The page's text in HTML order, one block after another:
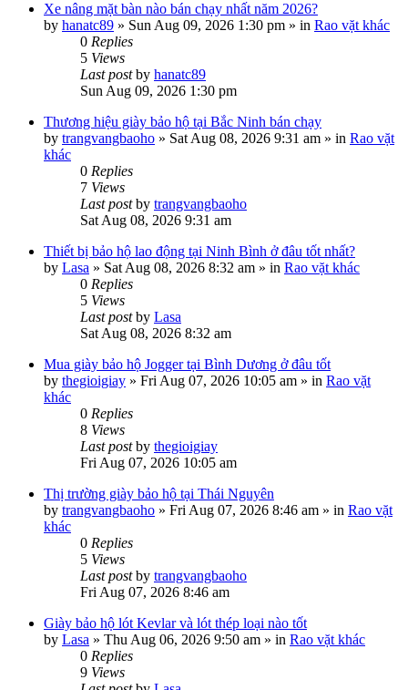
Xe nâng mặt bàn nào bán chạy nhất năm 2026?
by hanatc89 » Sun Aug 09, 2026 1:30 pm » in Rao vặt khác
0 Replies
5 Views
Last postby hanatc89
Sun Aug 09, 2026 1:30 pm
Thương hiệu giày bảo hộ tại Bắc Ninh bán chạy
by trangvangbaoho » Sat Aug 08, 2026 9:31 am » in Rao vặt
khác
0 Replies
7 Views
Last postby trangvangbaoho
Sat Aug 08, 2026 9:31 am
Thiết bị bảo hộ lao động tại Ninh Bình ở đâu tốt nhất?
by Lasa » Sat Aug 08, 2026 8:32 am » in Rao vặt khác
0 Replies
5 Views
Last postby Lasa
Sat Aug 08, 2026 8:32 am
Mua giày bảo hộ Jogger tại Bình Dương ở đâu tốt
by thegioigiay » Fri Aug 07, 2026 10:05 am » in Rao vặt
khác
0 Replies
8 Views
Last postby thegioigiay
Fri Aug 07, 2026 10:05 am
Thị trường giày bảo hộ tại Thái Nguyên
by trangvangbaoho » Fri Aug 07, 2026 8:46 am » in Rao vặt
khác
0 Replies
5 Views
Last postby trangvangbaoho
Fri Aug 07, 2026 8:46 am
Giày bảo hộ lót Kevlar và lót thép loại nào tốt
by Lasa » Thu Aug 06, 2026 9:50 am » in Rao vặt khác
0 Replies
9 Views